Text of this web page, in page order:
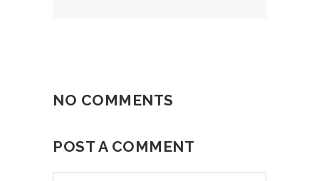
NO COMMENTS
POST A COMMENT